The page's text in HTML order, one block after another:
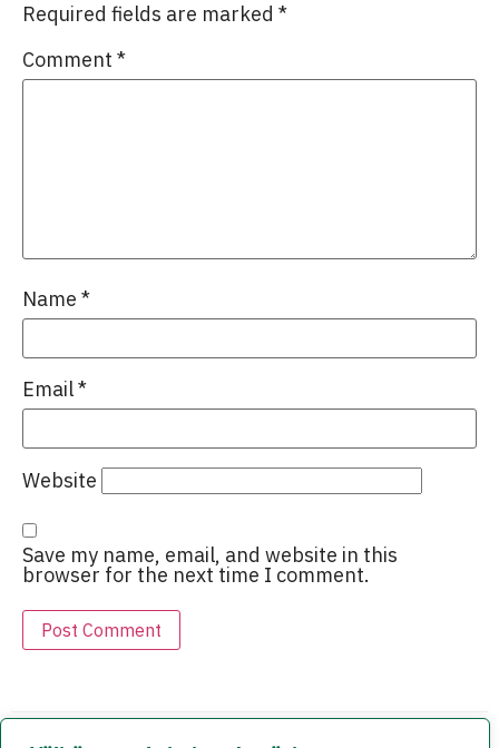
Required fields are marked *
Comment *
Name *
Email*
Website
Save my name, email, and website in this
browser for the next time I comment.